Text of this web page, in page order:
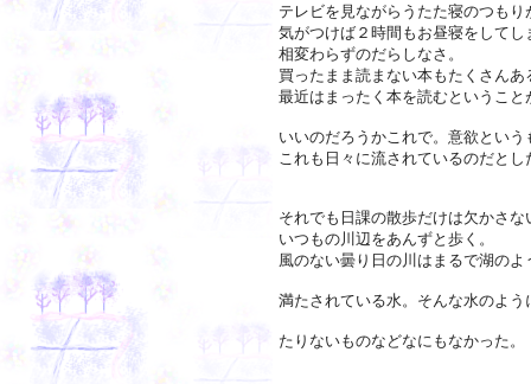
テレビを見ながらうたた寝のつもり
気がつけば２時間もお昼寝をしてし
相変わらずのだらしなさ。
買ったまま読まない本もたくさんあ
最近はまったく本を読むというこ
いいのだろうかこれで。意欲とい
これも日々に流されているのだと
それでも日課の散歩だけは欠かさな
いつもの川辺をあんずと歩く。
風のない曇り日の川はまるで湖のよ
満たされている水。そんな水のよ
たりないものなどなにもなかった。